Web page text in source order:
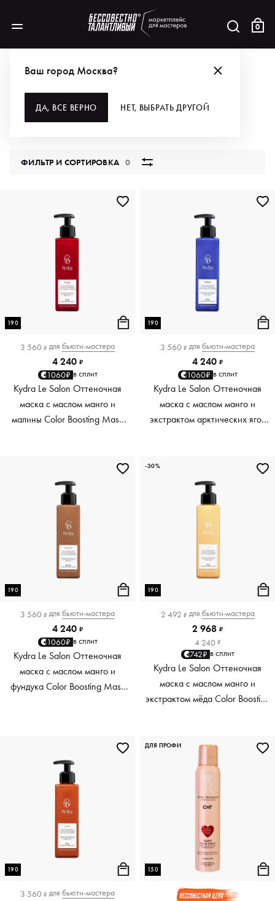
0
Ваш город Москва?
ДА, ВСЕ ВЕРНО НЕТ, ВЫБРАТЬ ДРУГОЙ
ВСЕ КАТЕГОРИИ
ФИЛЬТР И СОРТИРОВКА0
190
3 560 ₽ для бьюти-мастера
4 240 ₽
1060₽ в сплит
Kydra Le Salon Оттеночная
маска с маслом манго и
малины Color Boosting Mask
190
3 560 ₽ для бьюти-мастера
4 240 ₽
1060₽ в сплит
Kydra Le Salon Оттеночная
маска с маслом манго и
экстрактом арктических ягод
190
3 560 ₽ для бьюти-мастера
4 240 ₽
1060₽ в сплит
Kydra Le Salon Оттеночная
маска с маслом манго и
фундука Color Boosting Mask
190
2 492 ₽ для бьюти-мастера
2 968 ₽
4 240 ₽
742₽ в сплит
Kydra Le Salon Оттеночная
маска с маслом манго и
экстрактом мёда Color Boosting
-30%
190
3 560 ₽ для бьюти-мастера
150
ДЛЯ ПРОФИ